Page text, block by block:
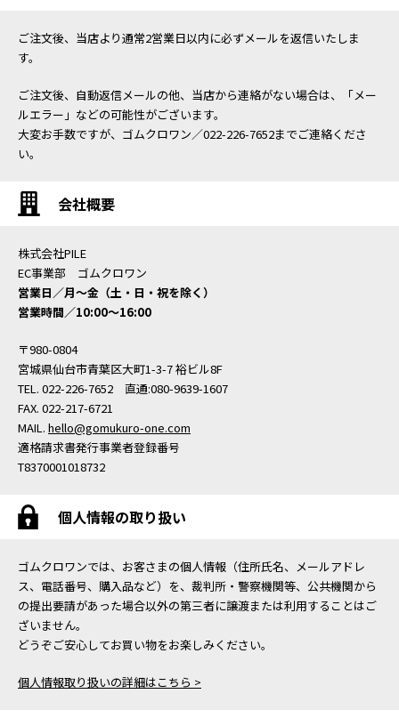
ご注文後、当店より通常2営業日以内に必ずメールを返信いたしま
す。
ご注文後、自動返信メールの他、当店から連絡がない場合は、「メー
ルエラー」などの可能性がございます。
大変お手数ですが、ゴムクロワン／022-226-7652までご連絡くださ
い。
会社概要
株式会社PILE
EC事業部 ゴムクロワン
営業日／月〜金（土・日・祝を除く）
営業時間／10:00〜16:00
〒980-0804
宮城県仙台市青葉区大町1-3-7 裕ビル8F
TEL. 022-226-7652 直通:080-9639-1607
FAX. 022-217-6721
MAIL. hello@gomukuro-one.com
適格請求書発行事業者登録番号
T8370001018732
個人情報の取り扱い
ゴムクロワンでは、お客さまの個人情報（住所氏名、メールアドレ
ス、電話番号、購入品など）を、裁判所・警察機関等、公共機関から
の提出要請があった場合以外の第三者に譲渡または利用することはご
ざいません。
どうぞご安心してお買い物をお楽しみください。
個人情報取り扱いの詳細はこちら >